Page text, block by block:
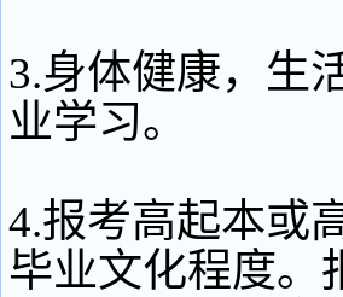
3.身体健康，生
业学习。
4.报考高起本或
毕业文化程度。